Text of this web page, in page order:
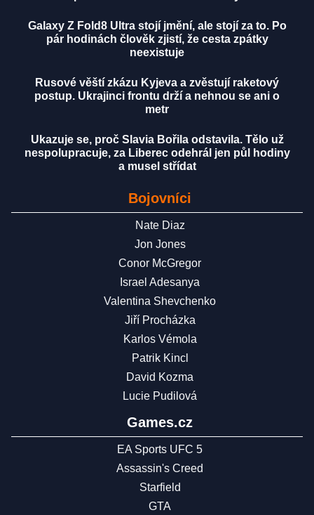
Galaxy Z Fold8 Ultra stojí jmění, ale stojí za to. Po
pár hodinách člověk zjistí, že cesta zpátky
neexistuje
Rusové věští zkázu Kyjeva a zvěstují raketový
postup. Ukrajinci frontu drží a nehnou se ani o
metr
Ukazuje se, proč Slavia Bořila odstavila. Tělo už
nespolupracuje, za Liberec odehrál jen půl hodiny
a musel střídat
Bojovníci
Nate Diaz
Jon Jones
Conor McGregor
Israel Adesanya
Valentina Shevchenko
Jiří Procházka
Karlos Vémola
Patrik Kincl
David Kozma
Lucie Pudilová
Games.cz
EA Sports UFC 5
Assassin's Creed
Starfield
GTA